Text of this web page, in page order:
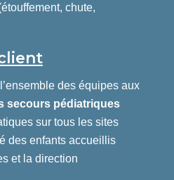
chute,
des équipes aux
secours pédiatriques
sur tous les sites
des enfants accueillis
et la direction